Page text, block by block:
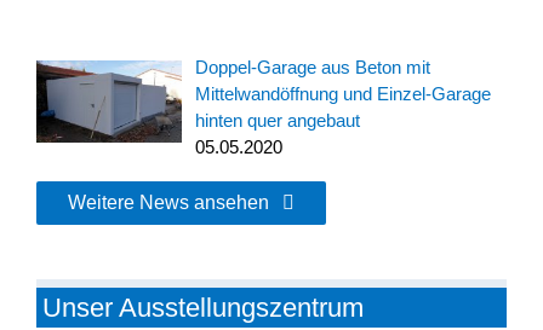
Doppel-Garage aus Beton mit
Mittelwandöffnung und Einzel-Garage
hinten quer angebaut
05.05.2020
Weitere News ansehen
Unser Ausstellungszentrum